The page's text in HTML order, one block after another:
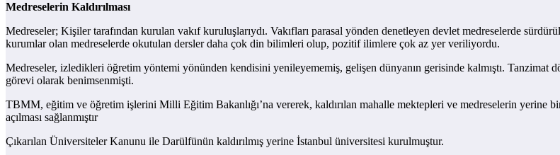
Medreselerin Kaldırılması
Medreseler; Kişiler tarafından kurulan vakıf kuruluşlarıydı. Vakıfları parasal yönden denetleyen devlet medreselerde
kurumlar olan medreselerde okutulan dersler daha çok din bilimleri olup, pozitif ilimlere çok az yer veriliyordu.
Medreseler, izledikleri öğretim yöntemi yönünden kendisini yenileyememiş, gelişen dünyanın gerisinde kalmıştı.
görevi olarak benimsenmişti.
TBMM, eğitim ve öğretim işlerini Milli Eğitim Bakanlığı’na vererek, kaldırılan mahalle mektepleri ve medreselerin yerine
açılması sağlanmıştır
Çıkarılan Üniversiteler Kanunu ile Darülfünün kaldırılmış yerine İstanbul üniversitesi kurulmuştur.